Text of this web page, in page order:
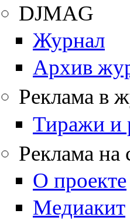
DJMAG
Журнал
Архив
Реклама в
Тиражи и
Реклама на
О проекте
Медиакит